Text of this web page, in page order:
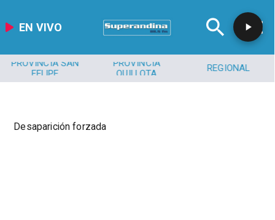
EN VIVO
PROVINCIA SAN
FELIPE
PROVINCIA
QUILLOTA
REGIONAL
Desaparición forzada